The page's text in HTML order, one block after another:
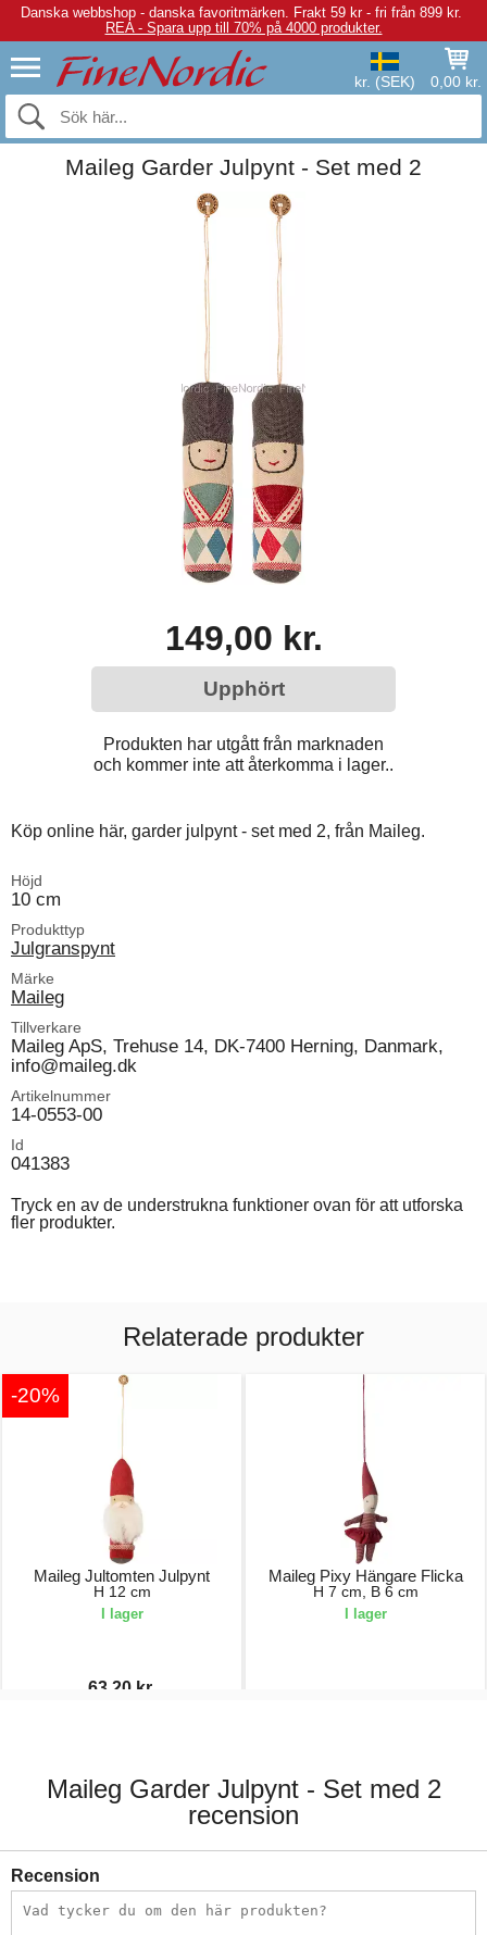
Danska webbshop - danska favoritmärken. Frakt 59 kr - fri från 899 kr.
REA - Spara upp till 70% på 4000 produkter.
kr. (SEK) 0,00 kr.
Maileg Garder Julpynt - Set med 2
149,00 kr.
Upphört
Produkten har utgått från marknaden
och kommer inte att återkomma i lager..
Köp online här, garder julpynt - set med 2, från Maileg.
Höjd
10 cm
Produkttyp
Julgranspynt
Märke
Maileg
Tillverkare
Maileg ApS, Trehuse 14, DK-7400 Herning, Danmark,
info@maileg.dk
Artikelnummer
14-0553-00
Id
041383
Tryck en av de understrukna funktioner ovan för att utforska
fler produkter.
Relaterade produkter
-20%
Maileg Jultomten Julpynt
H 12 cm
I lager
63,20 kr.
Maileg Pixy Hängare Flicka
H 7 cm, B 6 cm
I lager
Maileg Garder Julpynt - Set med 2
recension
Recension